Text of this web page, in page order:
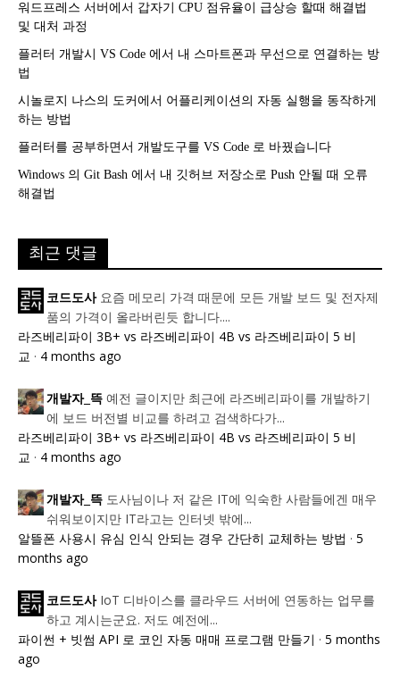
워드프레스 서버에서 갑자기 CPU 점유율이 급상승 할때 해결법
및 대처 과정
플러터 개발시 VS Code 에서 내 스마트폰과 무선으로 연결하는 방
법
시놀로지 나스의 도커에서 어플리케이션의 자동 실행을 동작하게
하는 방법
플러터를 공부하면서 개발도구를 VS Code 로 바꿨습니다
Windows 의 Git Bash 에서 내 깃허브 저장소로 Push 안될 때 오류
해결법
최근 댓글
코드도사 요즘 메모리 가격 때문에 모든 개발 보드 및 전자제
품의 가격이 올라버린듯 합니다....
라즈베리파이 3B+ vs 라즈베리파이 4B vs 라즈베리파이 5 비
교 · 4 months ago
개발자_뜩 예전 글이지만 최근에 라즈베리파이를 개발하기
에 보드 버전별 비교를 하려고 검색하다가...
라즈베리파이 3B+ vs 라즈베리파이 4B vs 라즈베리파이 5 비
교 · 4 months ago
개발자_뜩 도사님이나 저 같은 IT에 익숙한 사람들에겐 매우
쉬워보이지만 IT라고는 인터넷 밖에...
알뜰폰 사용시 유심 인식 안되는 경우 간단히 교체하는 방법 · 5
months ago
코드도사 IoT 디바이스를 클라우드 서버에 연동하는 업무를
하고 계시는군요. 저도 예전에...
파이썬 + 빗썸 API 로 코인 자동 매매 프로그램 만들기 · 5 months
ago